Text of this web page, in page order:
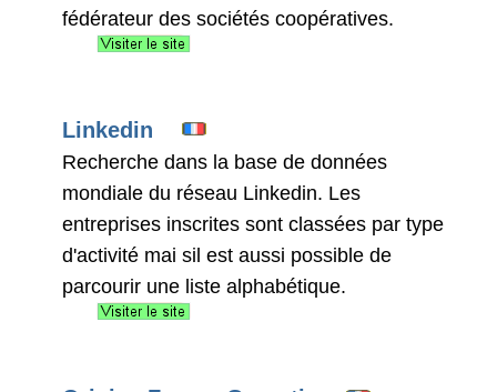
fédérateur des sociétés coopératives.
Linkedin
Recherche dans la base de données
mondiale du réseau Linkedin. Les
entreprises inscrites sont classées par type
d'activité mai sil est aussi possible de
parcourir une liste alphabétique.